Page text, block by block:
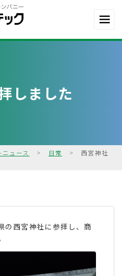
しました
ュース > 日常 >
西宮神社
の西宮神社に参拝し、商